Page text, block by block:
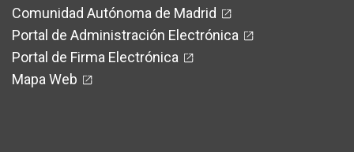
Comunidad Autónoma de Madrid
Portal de Administración Electrónica
Portal de Firma Electrónica
Mapa Web